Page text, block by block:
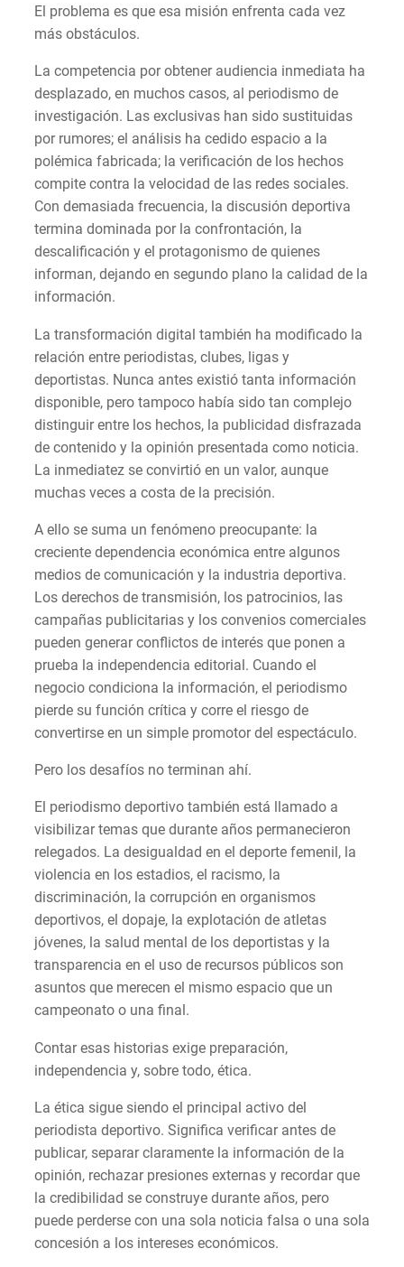
El problema es que esa misión enfrenta cada vez
más obstáculos.
La competencia por obtener audiencia inmediata ha
desplazado, en muchos casos, al periodismo de
investigación. Las exclusivas han sido sustituidas
por rumores; el análisis ha cedido espacio a la
polémica fabricada; la verificación de los hechos
compite contra la velocidad de las redes sociales.
Con demasiada frecuencia, la discusión deportiva
termina dominada por la confrontación, la
descalificación y el protagonismo de quienes
informan, dejando en segundo plano la calidad de la
información.
La transformación digital también ha modificado la
relación entre periodistas, clubes, ligas y
deportistas. Nunca antes existió tanta información
disponible, pero tampoco había sido tan complejo
distinguir entre los hechos, la publicidad disfrazada
de contenido y la opinión presentada como noticia.
La inmediatez se convirtió en un valor, aunque
muchas veces a costa de la precisión.
A ello se suma un fenómeno preocupante: la
creciente dependencia económica entre algunos
medios de comunicación y la industria deportiva.
Los derechos de transmisión, los patrocinios, las
campañas publicitarias y los convenios comerciales
pueden generar conflictos de interés que ponen a
prueba la independencia editorial. Cuando el
negocio condiciona la información, el periodismo
pierde su función crítica y corre el riesgo de
convertirse en un simple promotor del espectáculo.
Pero los desafíos no terminan ahí.
El periodismo deportivo también está llamado a
visibilizar temas que durante años permanecieron
relegados. La desigualdad en el deporte femenil, la
violencia en los estadios, el racismo, la
discriminación, la corrupción en organismos
deportivos, el dopaje, la explotación de atletas
jóvenes, la salud mental de los deportistas y la
transparencia en el uso de recursos públicos son
asuntos que merecen el mismo espacio que un
campeonato o una final.
Contar esas historias exige preparación,
independencia y, sobre todo, ética.
La ética sigue siendo el principal activo del
periodista deportivo. Significa verificar antes de
publicar, separar claramente la información de la
opinión, rechazar presiones externas y recordar que
la credibilidad se construye durante años, pero
puede perderse con una sola noticia falsa o una sola
concesión a los intereses económicos.